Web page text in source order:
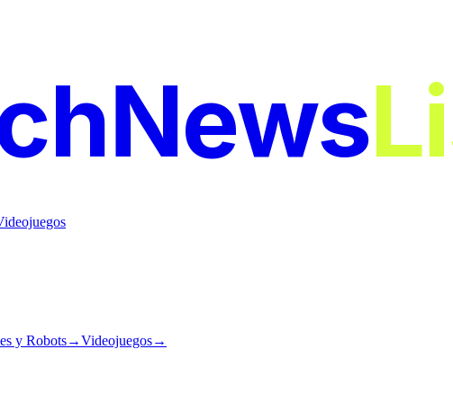
y Robots→Videojuegos→